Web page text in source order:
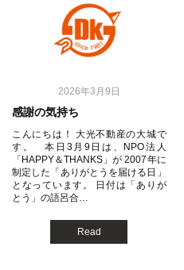
2026年3月9日
感謝の気持ち
こんにちは！ 大光不動産の大城で
す。 本日3月9日は、NPO法人
「HAPPY＆THANKS」が 2007年に
制定した「ありがとうを届ける日」
となっています。 日付は「ありが
とう」の語呂合…
Read